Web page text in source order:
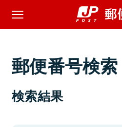
郵便番号検索
検索結果